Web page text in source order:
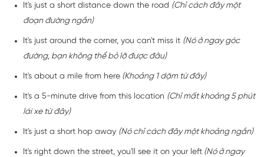
It's just a short distance down the road (Chỉ cách đây một
đoạn đường ngắn)
It's just around the corner, you can't miss it (Nó ở ngay góc
đường, bạn không thể bỏ lỡ được đâu)
It's about a mile from here (Khoảng 1 dặm từ đây)
It's a 5-minute drive from this location (Chỉ mất khoảng 5 phút
lái xe từ đây)
It's just a short hop away (Nó chỉ cách đây một khoảng ngắn)
It's right down the street, you'll see it on your left (Nó ở ngay